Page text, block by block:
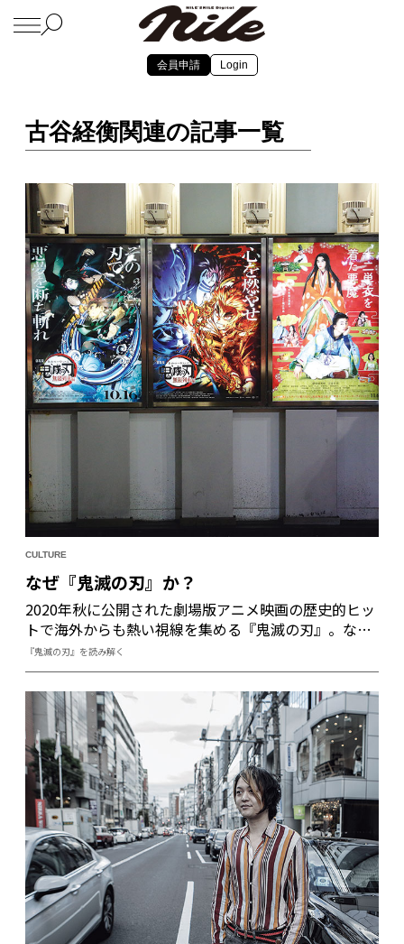
会員申請 Login
古谷経衡関連の記事一覧
CULTURE
なぜ『鬼滅の刃』か？
2020年秋に公開された劇場版アニメ映画の歴史的ヒッ
トで海外からも熱い視線を集める『鬼滅の刃』。なぜ
このタイミングでこの作品がここまでの注目を集める
のか。その理由と作品の魅力について、3人の知識人た
ちに分析していただいた。
『鬼滅の刃』を読み解く